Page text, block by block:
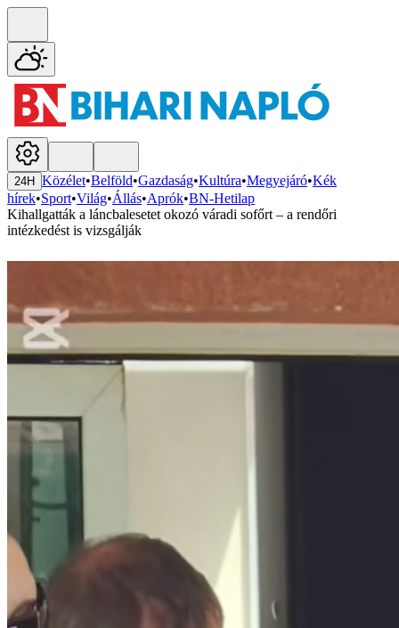
24H Közélet•Belföld•Gazdaság•Kultúra•Megyejáró•Kék
hírek•Sport•Világ•Állás•Aprók•BN-Hetilap
Kihallgatták a láncbalesetet okozó váradi sofőrt – a rendőri
intézkedést is vizsgálják